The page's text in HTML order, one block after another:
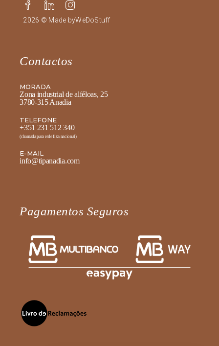
2026 © Made byWeDoStuff
Contactos
MORADA
Zona industrial de alféloas, 25
3780-315 Anadia
TELEFONE
+351 231 512 340
(chamada para rede fixa nacional)
E-MAIL
info@tipanadia.com
Pagamentos Seguros